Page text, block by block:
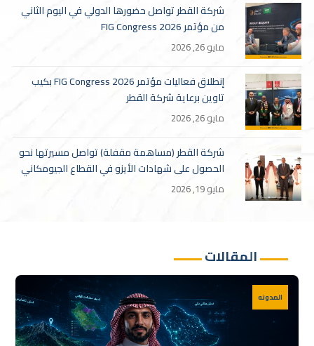
شركة القطر تواصل حضورها الدولي في اليوم الثاني
من مؤتمر FIG Congress 2026
مايو 26, 2026
إنطلاق فعاليات مؤتمر FIG Congress 2026 بكيب
تاوين برعاية شركة القطر
مايو 26, 2026
شركة القطر (مساهمة مقفلة) تواصل مسيرتها نحو
الحصول على شهادات الأيزو في القطاع الجيومكاني
مايو 19, 2026
المقالات
المدونه